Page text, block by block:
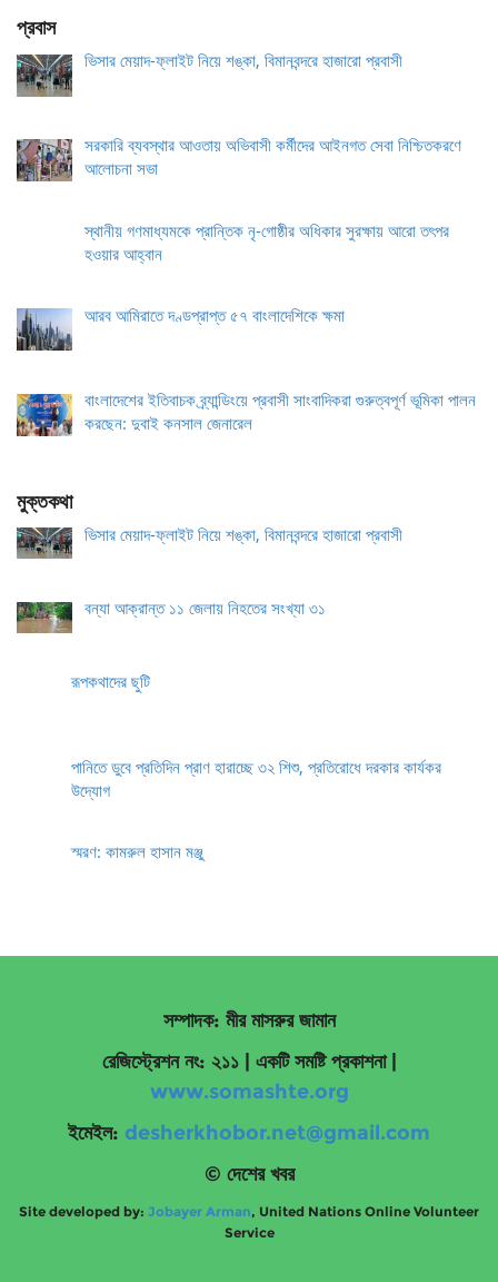
প্রবাস
ভিসার মেয়াদ-ফ্লাইট নিয়ে শঙ্কা, বিমানবন্দরে হাজারো প্রবাসী
সরকারি ব্যবস্থার আওতায় অভিবাসী কর্মীদের আইনগত সেবা নিশ্চিতকরণে
আলোচনা সভা
স্থানীয় গণমাধ্যমকে প্রান্তিক নৃ-গোষ্ঠীর অধিকার সুরক্ষায় আরো তৎপর
হওয়ার আহ্বান
আরব আমিরাতে দণ্ডপ্রাপ্ত ৫৭ বাংলাদেশিকে ক্ষমা
বাংলাদেশের ইতিবাচক ব্র্যান্ডিংয়ে প্রবাসী সাংবাদিকরা গুরুত্বপূর্ণ ভূমিকা পালন
করছেন: দুবাই কনসাল জেনারেল
মুক্তকথা
ভিসার মেয়াদ-ফ্লাইট নিয়ে শঙ্কা, বিমানবন্দরে হাজারো প্রবাসী
বন্যা আক্রান্ত ১১ জেলায় নিহতের সংখ্যা ৩১
রূপকথাদের ছুটি
পানিতে ডুবে প্রতিদিন প্রাণ হারাচ্ছে ৩২ শিশু, প্রতিরোধে দরকার কার্যকর
উদ্যোগ
স্মরণ: কামরুল হাসান মঞ্জু
সম্পাদক: মীর মাসরুর জামান
রেজিস্ট্রেশন নং: ২১১ | একটি সমষ্টি প্রকাশনা
www.somashte.org
ইমেইল: desherkhobor.net@gmail.com
© দেশের খবর
Site developed by: Jobayer Arman, United Nations Online Volunteer
Service